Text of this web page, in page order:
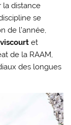
la distance
se
de l’année,
et
de la RAAM,
des longues